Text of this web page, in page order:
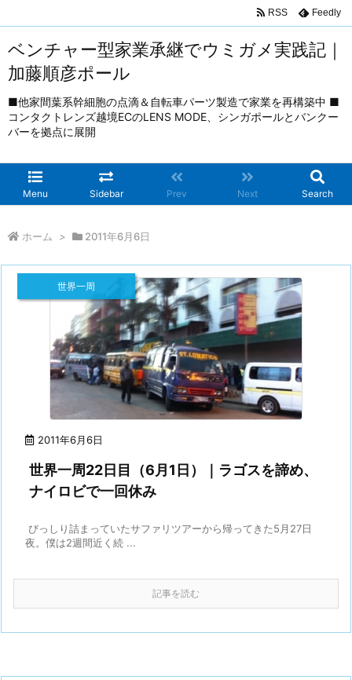
ベンチャー型家業承継でウミガメ実践記｜
加藤順彦ポール
■他家間葉系幹細胞の点滴＆自転車パーツ製造で家業を再構築中 ■
コンタクトレンズ越境ECのLENS MODE、シンガポールとバンクー
バーを拠点に展開
Menu Sidebar Prev Next Search
RSS Feedly
ホーム > 2011年6月6日
2011年6月6日
世界一周
世界一周22日目（6月1日）｜ラゴスを諦め、
ナイロビで一回休み
びっしり詰まっていたサファリツアーから帰ってきた5月27日
夜。僕は2週間近く続 ...
記事を読む